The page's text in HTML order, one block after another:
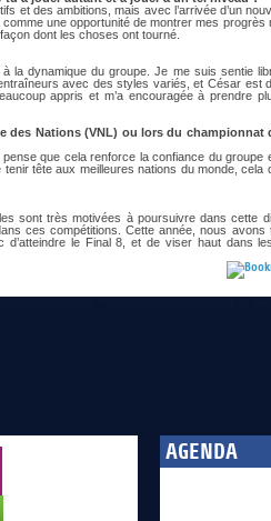
et des ambitions, mais avec l’arrivée d’un
une opportunité de montrer mes progrès
dont les choses ont tourné.
la dynamique du groupe. Je me suis sentie
avec des styles variés, et César est
appris et m’a encouragée à prendre
des Nations (VNL) ou lors du championnat
que cela renforce la confiance du groupe
tête aux meilleures nations du monde, cela
sont très motivées à poursuivre dans cette
ces compétitions. Cette année, nous avons
le Final 8, et de viser haut dans
AGENDA